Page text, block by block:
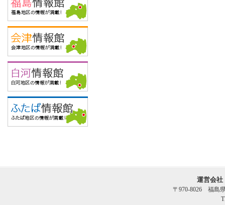
運営会
〒970-8026 福島